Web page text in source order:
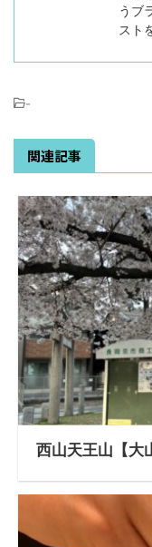
うブ
スト
-
関連記事
西山天王山【大